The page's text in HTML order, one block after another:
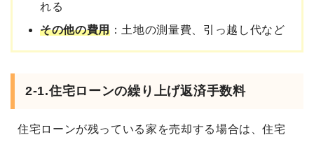
れる
その他の費用：土地の測量費、引っ越し代など
2-1.住宅ローンの繰り上げ返済手数料
住宅ローンが残っている家を売却する場合は、住宅